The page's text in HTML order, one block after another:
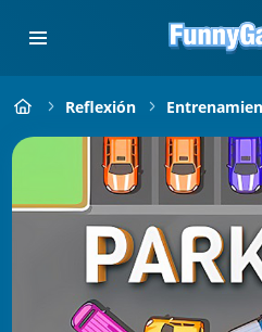
Reflexión